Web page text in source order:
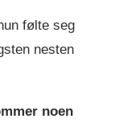
følte seg
nesten
noen